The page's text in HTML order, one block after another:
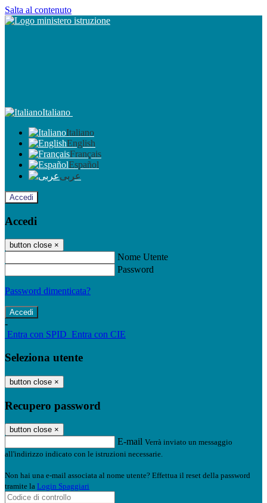
Salta al contenuto
Italiano
Italiano
English
Français
Español
عربى
Accedi
Accedi
button close ×
Nome Utente
Password
Password dimenticata?
-
Entra con SPID Entra con CIE
Seleziona utente
button close ×
Recupero password
button close ×
E-mail Verrà inviato un messaggio
all'indirizzo indicato con le istruzioni necessarie.
Non hai una e-mail associata al nome utente? Effettua il reset della password
tramite la Login Spaggiari